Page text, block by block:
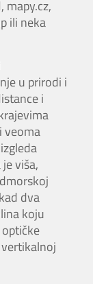
mapy.cz,
ili neka
u prirodi i
i
veoma
viša,
dva
koju